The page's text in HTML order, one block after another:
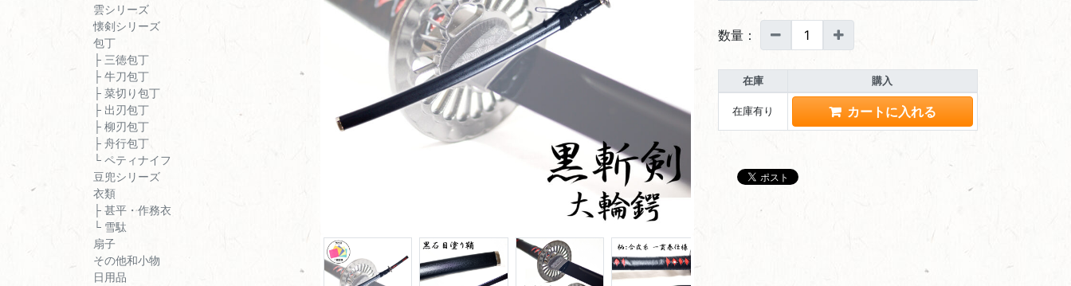
数量：
在庫 購入
在庫有り
雲シリーズ
懐剣シリーズ
包丁
├ 三徳包丁
├ 牛刀包丁
├ 菜切り包丁
├ 出刃包丁
├ 柳刃包丁
├ 舟行包丁
└ ペティナイフ
豆兜シリーズ
衣類
├ 甚平・作務衣
└ 雪駄
扇子
その他和小物
日用品